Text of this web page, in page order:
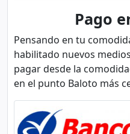
Pago
Pensando en tu
habilitado nuevos
pagar desde la
en el punto Baloto más